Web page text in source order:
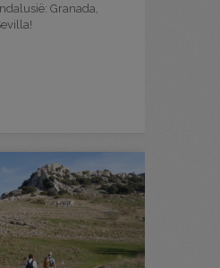
Granada,